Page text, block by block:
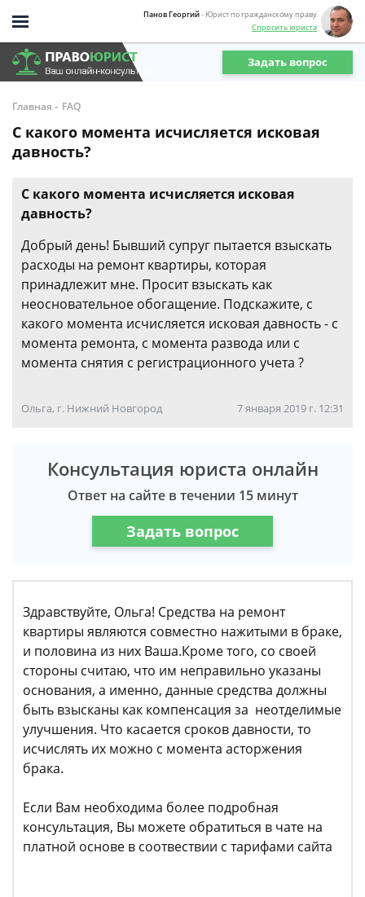
Панов Георгий- Юрист по гражданскому праву
Спросить юриста
Задать вопрос
Главная - FAQ
С какого момента исчисляется исковая
давность?
С какого момента исчисляется исковая
давность?
Добрый день! Бывший супруг пытается взыскать
расходы на ремонт квартиры, которая
принадлежит мне. Просит взыскать как
неосновательное обогащение. Подскажите, с
какого момента исчисляется исковая давность - с
момента ремонта, с момента развода или с
момента снятия с регистрационного учета ?
Ольга, г. Нижний Новгород 7 января 2019 г. 12:31
Консультация юриста онлайн
Ответ на сайте в течении 15 минут
Задать вопрос
Здравствуйте, Ольга! Средства на ремонт
квартиры являются совместно нажитыми в браке,
и половина из них Ваша.Кроме того, со своей
стороны считаю, что им неправильно указаны
основания, а именно, данные средства должны
быть взысканы как компенсация за неотделимые
улучшения. Что касается сроков давности, то
исчислять их можно с момента асторжения
брака.
Если Вам необходима более подробная
консультация, Вы можете обратиться в чате на
платной основе в соотвествии с тарифами сайта